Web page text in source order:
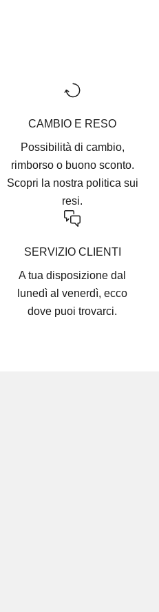
CAMBIO E RESO
Possibilità di cambio,
rimborso o buono sconto.
Scopri la nostra politica sui
resi.
SERVIZIO CLIENTI
A tua disposizione dal
lunedì al venerdì, ecco
dove puoi trovarci.